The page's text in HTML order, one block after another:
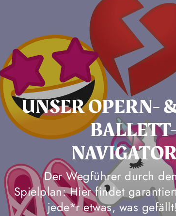
UNSER OPERN-
Der Wegführer durch den
Spielplan: Hier findet
jede*r etwas, was gefällt!